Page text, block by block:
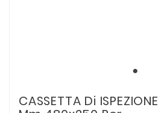
CASSETTA Di ISPEZIONE